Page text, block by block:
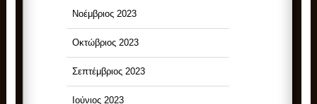
Νοέμβριος 2023
Οκτώβριος 2023
Σεπτέμβριος 2023
Ιούνιος 2023